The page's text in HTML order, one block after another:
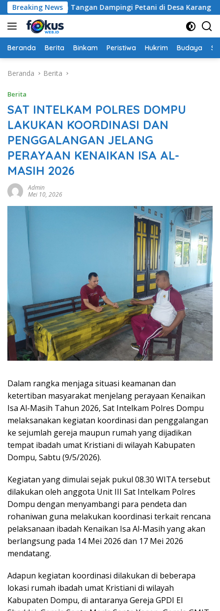
Langsung
ke
konten
Breaking News
Turun Tangan Dampingi Petani di Desa Karang Bongkot
Beranda Berita Binkam Peristiwa Hukrim Budaya
Beranda Berita
Berita
SAT INTELKAM POLRES DOMPU
LAKUKAN KOORDINASI DAN
PENGGALANGAN JELANG
PERAYAAN KENAIKAN ISA AL-
MASIH 2026
Admin
Mei 10, 2026
Dalam rangka menjaga situasi keamanan dan
ketertiban masyarakat menjelang perayaan Kenaikan
Isa Al-Masih Tahun 2026, Sat Intelkam Polres Dompu
melaksanakan kegiatan koordinasi dan penggalangan
ke sejumlah gereja maupun rumah yang dijadikan
tempat ibadah umat Kristiani di wilayah Kabupaten
Dompu, Sabtu (9/5/2026).
Kegiatan yang dimulai sejak pukul 08.30 WITA tersebut
dilakukan oleh anggota Unit III Sat Intelkam Polres
Dompu dengan menyambangi para pendeta dan
rohaniwan guna melakukan koordinasi terkait rencana
pelaksanaan ibadah Kenaikan Isa Al-Masih yang akan
berlangsung pada 14 Mei 2026 dan 17 Mei 2026
mendatang.
Adapun kegiatan koordinasi dilakukan di beberapa
lokasi rumah ibadah umat Kristiani di wilayah
Kabupaten Dompu, di antaranya Gereja GPDI El